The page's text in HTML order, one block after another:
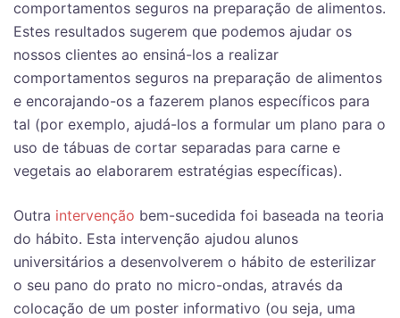
comportamentos seguros na preparação de alimentos.
Estes resultados sugerem que podemos ajudar os
nossos clientes ao ensiná-los a realizar
comportamentos seguros na preparação de alimentos
e encorajando-os a fazerem planos específicos para
tal (por exemplo, ajudá-los a formular um plano para o
uso de tábuas de cortar separadas para carne e
vegetais ao elaborarem estratégias específicas).
Outra intervenção bem-sucedida foi baseada na teoria
do hábito. Esta intervenção ajudou alunos
universitários a desenvolverem o hábito de esterilizar
o seu pano do prato no micro-ondas, através da
colocação de um poster informativo (ou seja, uma